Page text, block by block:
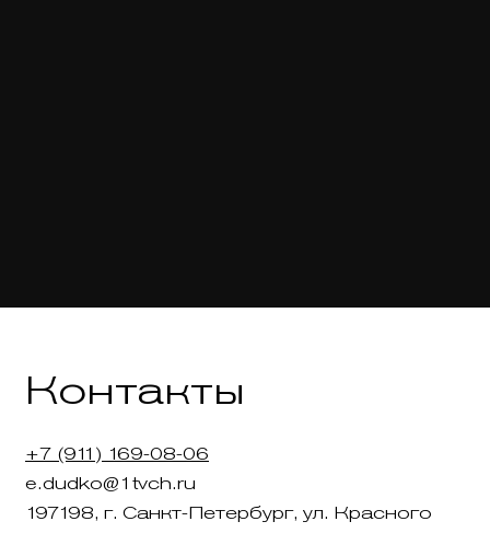
Контакты
+7 (911) 169-08-06
e.dudko@1tvch.ru
197198, г. Санкт-Петербург, ул. Красного